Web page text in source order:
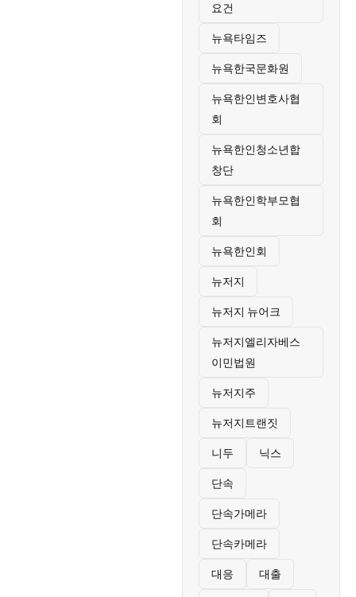
요건
뉴욕타임즈
뉴욕한국문화원
뉴욕한인변호사협
회
뉴욕한인청소년합
창단
뉴욕한인학부모협
회
뉴욕한인회
뉴저지
뉴저지 뉴어크
뉴저지엘리자베스
이민법원
뉴저지주
뉴저지트랜짓
니두 닉스
단속
단속가메라
단속카메라
대응 대출